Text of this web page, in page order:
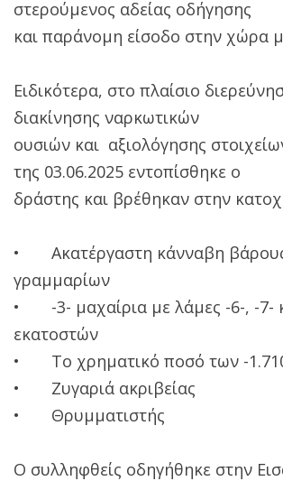
στερούμενος αδείας οδήγησης
και παράνομη είσοδο στην χώρα
Ειδικότερα, στο πλαίσιο
διακίνησης ναρκωτικών
ουσιών και αξιολόγησης
της 03.06.2025 εντοπίσθηκε ο
δράστης και βρέθηκαν στην
• Ακατέργαστη κάνναβη
γραμμαρίων
• -3- μαχαίρια με λάμες -6-, -7-
εκατοστών
• Το χρηματικό ποσό των -
• Ζυγαριά ακριβείας
• Θρυμματιστής
Ο συλληφθείς οδηγήθηκε στην